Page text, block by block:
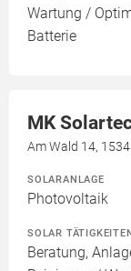
Wartung /
Batterie
MK
Am Wald 14,
SOLARANLAGE
Photovoltaik
SOLAR
Beratung,